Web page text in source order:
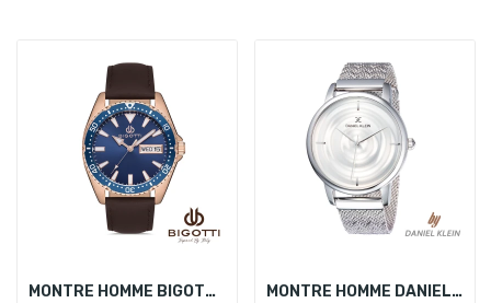
MONTRE HOMME BIGOTTI BG.1.10223-5
MONTRE HOMME DANIEL KLEIN DK 11994-1